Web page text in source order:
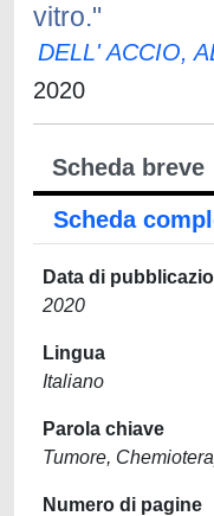
vitro."
DELL' ACCIO,
2020
Scheda breve
Scheda
Data di
2020
Lingua
Italiano
Parola chiave
Tumore,
Numero di pagine